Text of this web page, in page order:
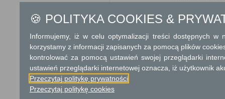
wniosek należy kierować do
W przypadku drzew/
Powiatu
W przypadku drzew/
kierować do
🍪 POLITYKA COOKIES &
Informujemy, iż w celu optymalizacji treści dostępnych w
korzystamy z informacji zapisanych za pomocą plików
kontrolować za pomocą ustawień swojej przeglądarki
ustawień przeglądarki internetowej oznacza, iż użytkownik
Przeczytaj politykę prywatności
Przeczytaj politykę cookies